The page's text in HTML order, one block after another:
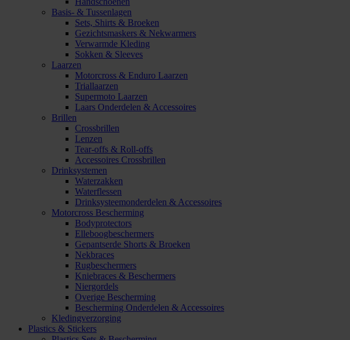
Basis- & Tussenlagen
Sets, Shirts & Broeken
Gezichtsmaskers & Nekwarmers
Verwarmde Kleding
Sokken & Sleeves
Laarzen
Motorcross & Enduro Laarzen
Triallaarzen
Supermoto Laarzen
Laars Onderdelen & Accessoires
Brillen
Crossbrillen
Lenzen
Tear-offs & Roll-offs
Accessoires Crossbrillen
Drinksystemen
Waterzakken
Waterflessen
Drinksysteemonderdelen & Accessoires
Motorcross Bescherming
Bodyprotectors
Elleboogbeschermers
Gepantserde Shorts & Broeken
Nekbraces
Rugbeschermers
Kniebraces & Beschermers
Niergordels
Overige Bescherming
Bescherming Onderdelen & Accessoires
Kledingverzorging
Plastics & Stickers